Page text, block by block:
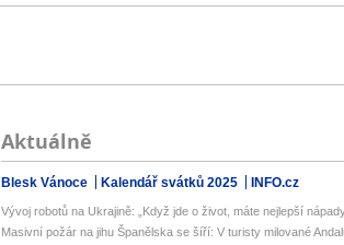
Aktuálně
Blesk Vánoce Kalendář svátků 2025 INFO.cz
Vývoj robotů na Ukrajině: „Když jde o život, máte nejlepší
Masivní požár na jihu Španělska se šíří: V turisty milované